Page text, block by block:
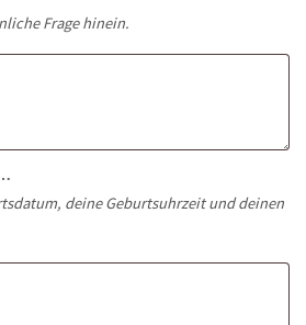
Frage hinein.
deine Geburtsuhrzeit und deinen